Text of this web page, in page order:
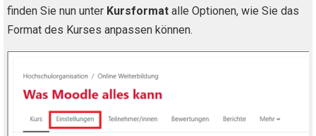
finden Sie nun unter Kursformat alle Optionen, wie Sie das
Format des Kurses anpassen können.